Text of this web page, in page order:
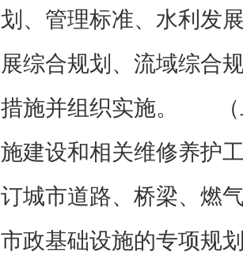
划、管理标准、水利发
展综合规划、流域综合
措施并组织实施。 （
施建设和相关维修养护
订城市道路、桥梁、燃
市政基础设施的专项规